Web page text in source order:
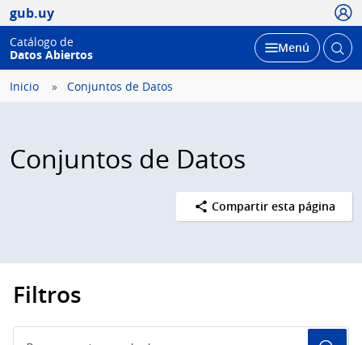
gub.uy
Catálogo de
Datos Abiertos
Desplegar
Menú Abrir
Inicio Conjuntos de Datos
Conjuntos de Datos
Compartir esta página
Filtros